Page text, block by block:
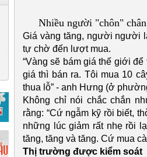
Nhiều người "chôn"
Giá vàng tăng, người người
tự chờ đến lượt mua.
“Vàng sẽ bám giá thế giới
giá thì bán ra. Tôi mua 10
thua lỗ” - anh Hưng (ở
Không chỉ nói chắc chắn
rằng: “Cứ ngẫm kỹ rồi biết,
những lúc giảm rất nhẹ rồi
tăng, tăng và tăng. Cứ mua
Thị trường được kiểm soát